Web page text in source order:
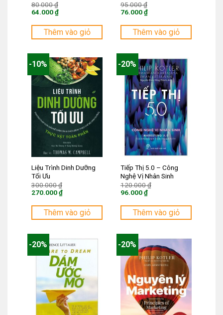
80.000₫
80.000 ₫.
64.000₫
hiện
là:
Thêm vào giỏ
95.000₫
95.000 ₫.
76.000₫
hiện
là:
Thêm vào giỏ
-10%
Liệu Trình Dinh Dưỡng
Tối Ưu
300.000₫
300.000 ₫.
270.000₫
hiện
là:
Thêm vào giỏ
-20%
Tiếp Thị 5.0 – Công
Nghệ Vị Nhân Sinh
120.000₫
120.000 ₫.
96.000₫
hiện
là:
Thêm vào giỏ
-20% -20%